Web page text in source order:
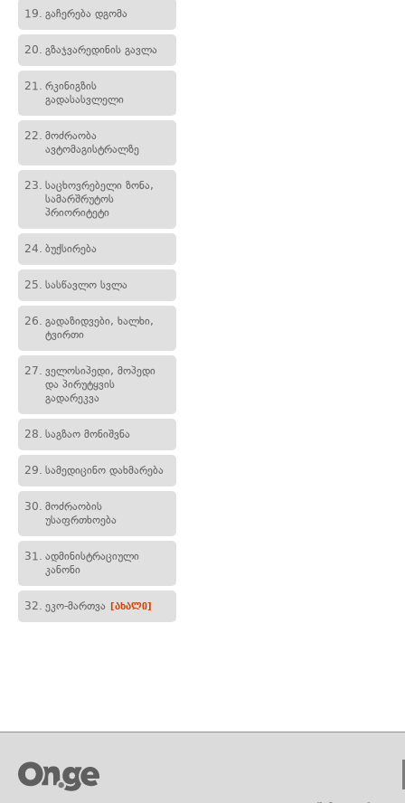
19. გაჩერება დგომა
20. გზაჯვარედინის გავლა
21. რკინიგზის
გადასასვლელი
22. მოძრაობა
ავტომაგისტრალზე
23. საცხოვრებელი ზონა,
სამარშრუტოს
პრიორიტეტი
24. ბუქსირება
25. სასწავლო სვლა
26. გადაზიდვები, ხალხი,
ტვირთი
27. ველოსიპედი, მოპედი
და პირუტყვის
გადარეკვა
28. საგზაო მონიშვნა
29. სამედიცინო დახმარება
30. მოძრაობის
უსაფრთხოება
31. ადმინისტრაციული
კანონი
32. ეკო-მართვა [ახალი]